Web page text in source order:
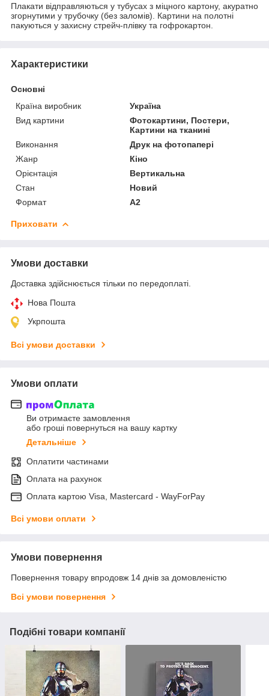
Плакати відправляються у тубусах з міцного картону, акуратно
згорнутими у трубочку (без заломів). Картини на полотні
пакуються у захисну стрейч-плівку та гофрокартон.
Характеристики
Основні
Країна виробник
Україна
Вид картини
Фотокартини, Постери,
Картини на тканині
Виконання
Друк на фотопапері
Жанр
Кіно
Орієнтація
Вертикальна
Стан
Новий
Формат
A2
Приховати
Умови доставки
Доставка здійснюється тільки по передоплаті.
Нова Пошта
Укрпошта
Всі умови доставки
Умови оплати
Ви отримаєте замовлення
або гроші повернуться на вашу картку
Детальніше
Оплатити частинами
Оплата на рахунок
Оплата картою Visa, Mastercard - WayForPay
Всі умови оплати
Умови повернення
Повернення товару впродовж 14 днів за домовленістю
Всі умови повернення
Подібні товари компанії